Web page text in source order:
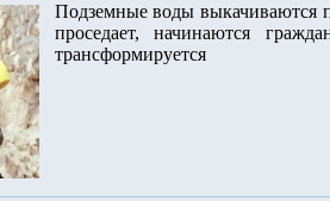
Подземные воды выкачиваются
проседает, начинаются
трансформируется